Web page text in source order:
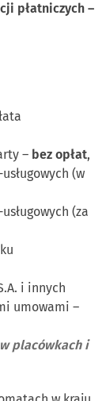
płatniczych –
– bez opłat,
(w
(za
i innych
umowami –
placówkach i